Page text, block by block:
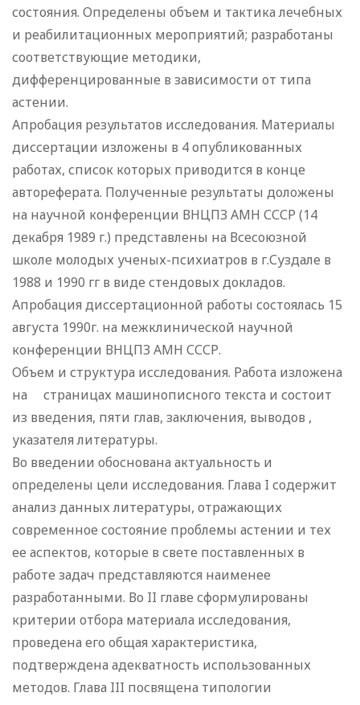
состояния. Определены объем и тактика лечебных
и реабилитационных мероприятий; разработаны
соответствующие методики,
дифференцированные в зависимости от типа
астении.
Апробация результатов исследования. Материалы
диссертации изложены в 4 опубликованных
работах, список которых приводится в конце
автореферата. Полученные результаты доложены
на научной конференции ВНЦПЗ АМН СССР (14
декабря 1989 г.) представлены на Всесоюзной
школе молодых ученых-психиатров в г.Суздале в
1988 и 1990 гг в виде стендовых докладов.
Апробация диссертационной работы состоялась 15
августа 1990г. на межклинической научной
конференции ВНЦПЗ АМН СССР.
Объем и структура исследования. Работа изложена
на страницах машинописного текста и состоит
из введения, пяти глав, заключения, выводов ,
указателя литературы.
Во введении обоснована актуальность и
определены цели исследования. Глава I содержит
анализ данных литературы, отражающих
современное состояние проблемы астении и тех
ее аспектов, которые в свете поставленных в
работе задач представляются наименее
разработанными. Во II главе сформулированы
критерии отбора материала исследования,
проведена его общая характеристика,
подтверждена адекватность использованных
методов. Глава III посвящена типологии